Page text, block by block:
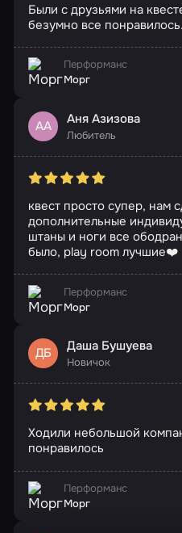
Были с друзьями на
безумно все
Перформанс
Морг
АА Аня Азизова
Любитель
квест просто супер, нам
дополнительные
штаны и ноги все
было, play room лучшие❤️
Перформанс
Морг
ДБ Даша Бушуева
Новичок
Ходили небольшой
понравилось
Перформанс
Морг